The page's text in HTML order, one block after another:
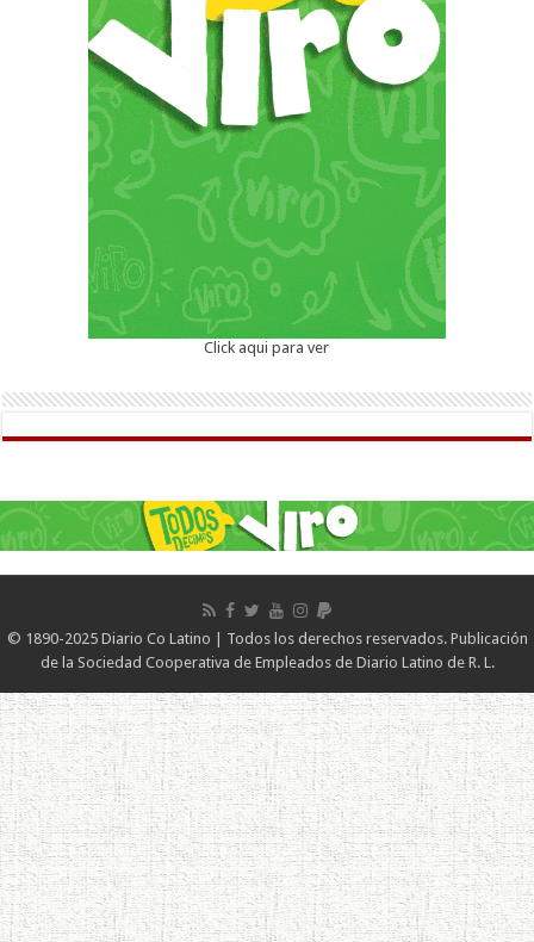
Click aqui para ver
© 1890-2025 Diario Co Latino | Todos los derechos reservados. Publicación
de la Sociedad Cooperativa de Empleados de Diario Latino de R. L.